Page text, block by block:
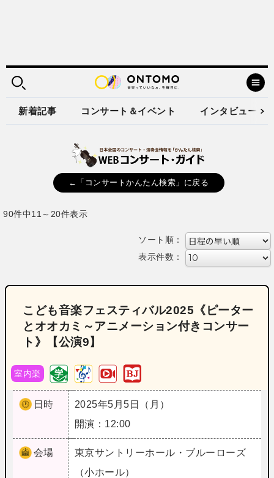
新着記事 コンサート＆イベント インタビュー
←「コンサートかんたん検索」に戻る
90件中11～20件表示
ソート順：
表示件数：
こども音楽フェスティバル2025《ピーター
とオオカミ～アニメーション付きコンサー
ト》【公演9】
室内楽
日時
2025年5月5日（月）
開演：12:00
会場 東京サントリーホール・ブルーローズ
（小ホール）